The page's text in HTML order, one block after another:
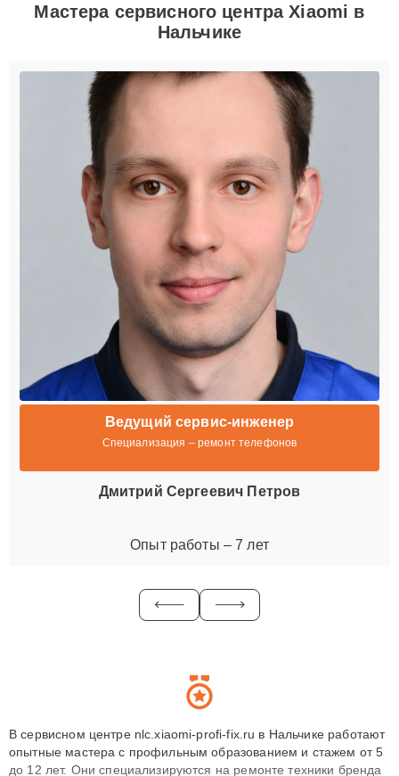
Мастера сервисного центра Xiaomi в
Нальчике
Ведущий сервис-инженер
Специализация – ремонт телефонов
Дмитрий Сергеевич Петров
Опыт работы – 7 лет
В сервисном центре nlc.xiaomi-profi-fix.ru в Нальчике работают
опытные мастера с профильным образованием и стажем от 5
до 12 лет. Они специализируются на ремонте техники бренда